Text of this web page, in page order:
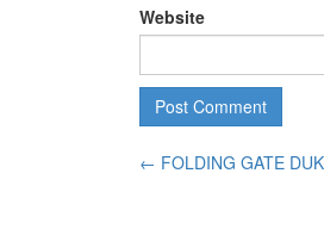
Website
← FOLDING GATE